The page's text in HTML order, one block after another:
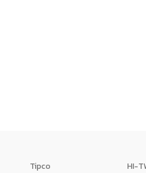
Tipco HI-